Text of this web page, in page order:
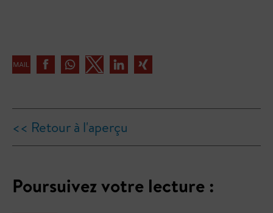
<< Retour à l'aperçu
Poursuivez votre lecture :